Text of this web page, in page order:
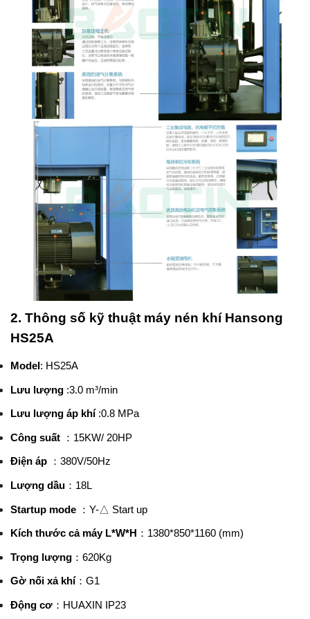
2. Thông số kỹ thuật máy nén khí Hansong
HS25A
Model : HS25A
Lưu lượng :3.0 m³/min
Lưu lượng áp khí :0.8 MPa
Công suất ： 15KW/ 20HP
Điện áp ： 380V/50Hz
Lượng dầu ： 18L
Startup mode ： Y-△ Start up
Kích thước cả máy L*W*H ： 1380*850*1160 (mm)
Trọng lượng ：620Kg
Gờ nối xả khí ： G1
Động cơ ： HUAXIN IP23